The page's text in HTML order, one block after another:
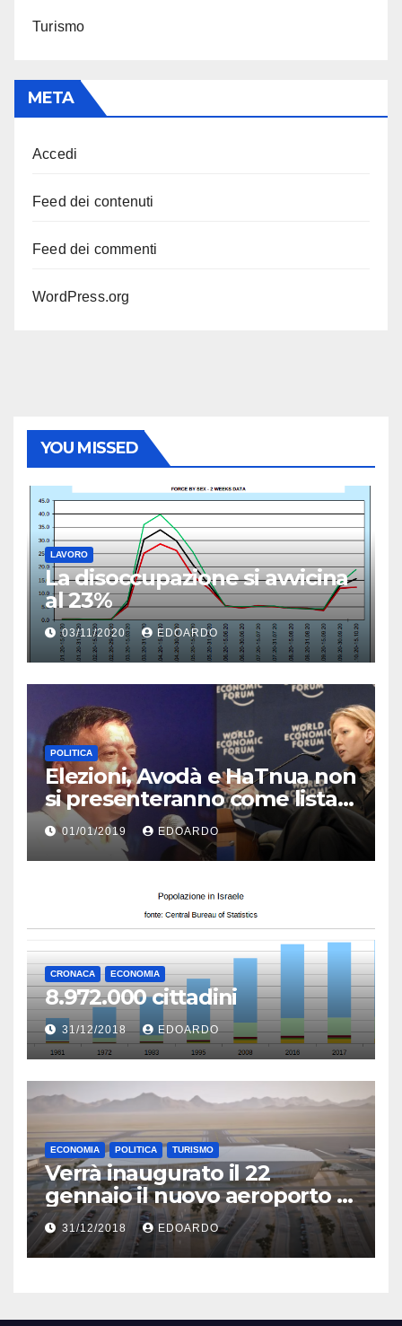
Turismo
META
Accedi
Feed dei contenuti
Feed dei commenti
WordPress.org
YOU MISSED
LAVORO
La disoccupazione si avvicina
al 23%
03/11/2020 EDOARDO
POLITICA
Elezioni, Avodà e HaTnua non
si presenteranno come lista
unica
01/01/2019 EDOARDO
CRONACA ECONOMIA
8.972.000 cittadini
31/12/2018 EDOARDO
ECONOMIA POLITICA TURISMO
Verrà inaugurato il 22
gennaio il nuovo aeroporto di
Eilat
31/12/2018 EDOARDO